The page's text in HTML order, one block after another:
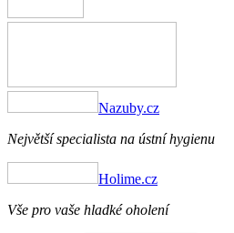
Nazuby.cz
Největší specialista na ústní hygienu
Holime.cz
Vše pro vaše hladké oholení